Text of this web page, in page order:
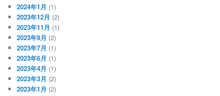
2024年1月 (1)
2023年12月 (2)
2023年11月 (1)
2023年9月 (2)
2023年7月 (1)
2023年6月 (1)
2023年4月 (1)
2023年3月 (2)
2023年1月 (2)